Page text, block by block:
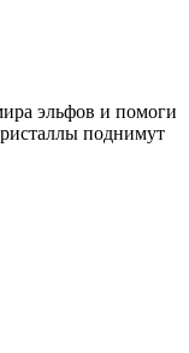
эльфов и помоги
поднимут